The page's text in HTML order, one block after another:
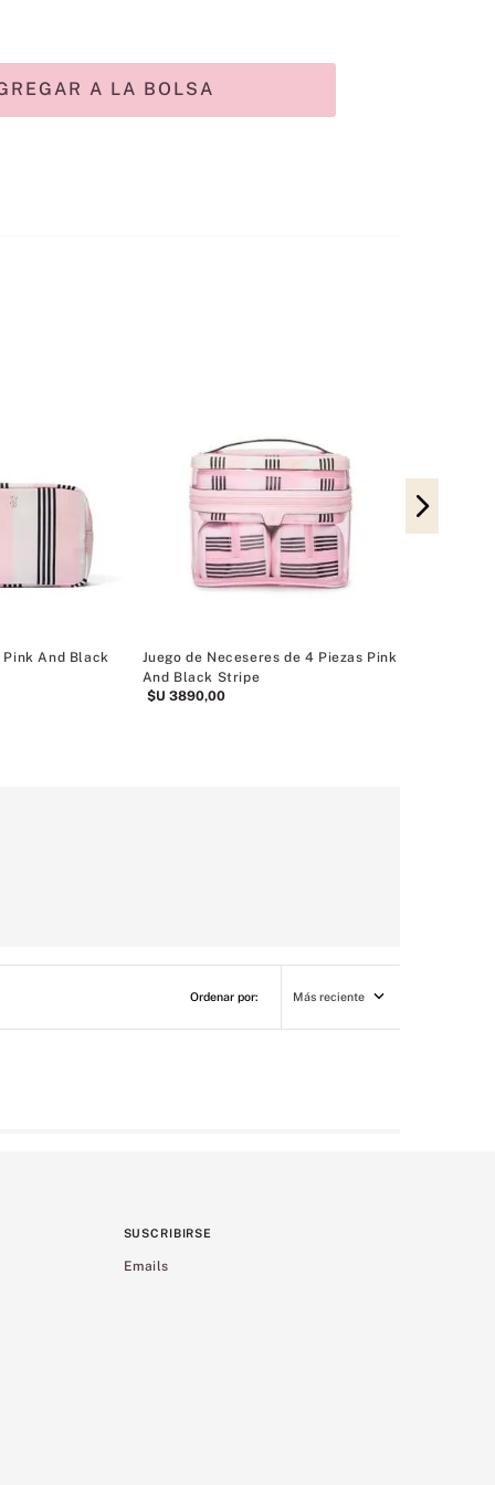
A LA BOLSA
And Black
Juego de Neceseres de 4 Piezas Pink
And Black Stripe
$U 3890,00
Más reciente
SUSCRIBIRSE
Emails